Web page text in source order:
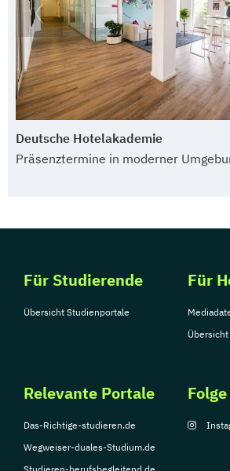
Deutsche Hotelakademie
Präsenztermine in moderner
Für Studierende
Übersicht Studienportale
Für
Relevante Portale
Das-Richtige-studieren.de
Wegweiser-duales-Studium.de